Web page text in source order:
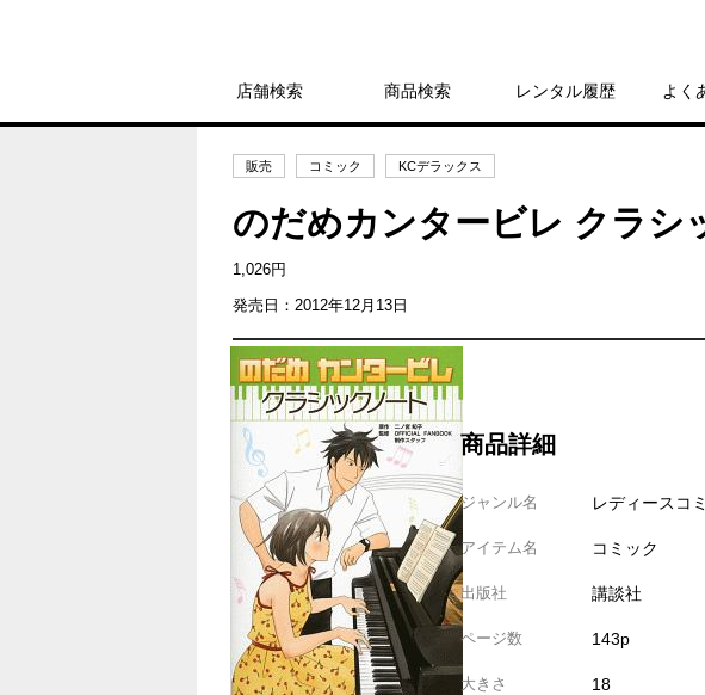
店舗検索 商品検索 レンタル履歴 よく
販売 コミック KCデラックス
のだめカンタービレ クラ
1,026円
発売日：2012年12月13日
商品詳細
ジャンル名 レディースコ
アイテム名 コミック
出版社 講談社
ページ数 143p
大きさ 18